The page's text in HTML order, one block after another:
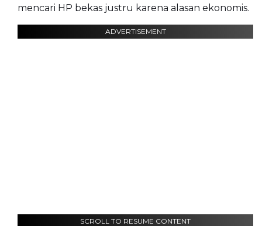
mencari HP bekas justru karena alasan ekonomis.
ADVERTISEMENT
SCROLL TO RESUME CONTENT